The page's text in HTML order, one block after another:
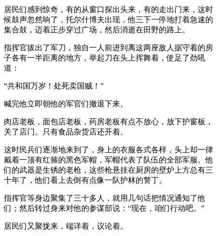
居民们感到惊奇，有的从窗口探出头来，有的走出门来，这时
候鼓声忽然响了，托尔什博夫出现，他三下一停地打着急速的
集合鼓，迈着正步穿过广场，然后消逝在田野的路上。
指挥官拔出了军刀，独自一人前进到离这两座敌人据守着的房
子各有一半距离的地方，举起刀在头上挥舞着，使足了劲吼
道：
“共和国万岁！处死卖国贼！”
喊完他立即朝他的军官们撤退下来。
肉店老板，面包店老板，药房老板有点不放心，放下护窗板，
关了店门。只有食品杂货店还开着。
这时民兵们逐渐地来到了，身上的衣服各式各样，头上却一律
戴着一顶有红箍的黑色军帽，军帽代表了队伍的全部军服。他
们的武器是生锈的老枪，这些枪悬挂在厨房的壁炉上方总有三
十年了，他们看上去倒有点像一队护林的警丁。
指挥官等身边聚集了三十多人，就用几句话把情况通知了他
们；然后转过身来对他的参谋部说：“现在，咱们行动吧。”
居民们又聚拢来，端详着，议论着。